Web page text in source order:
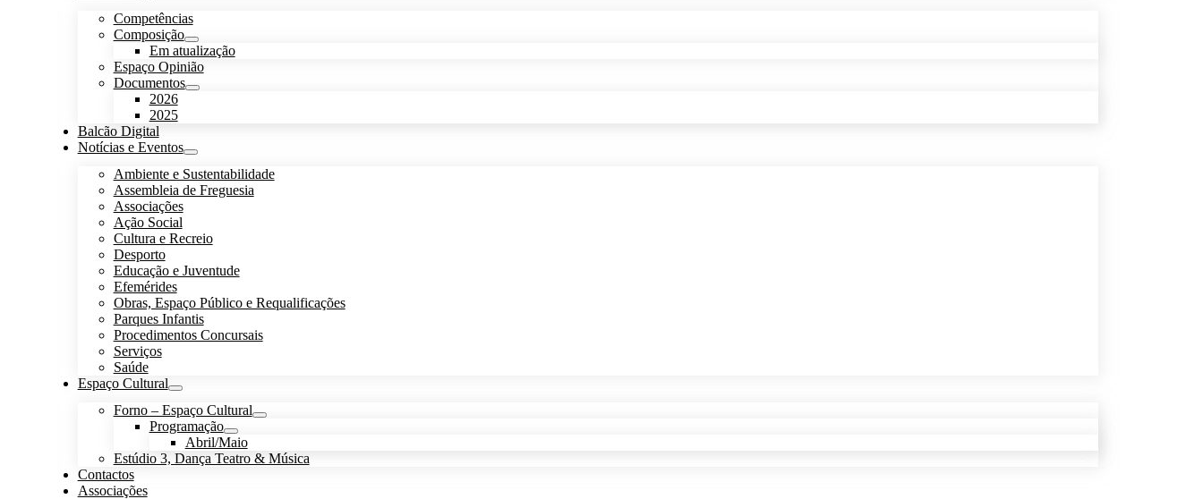
Competências
Composição
Em atualização
Espaço Opinião
Documentos
2026
2025
Balcão Digital
Notícias e Eventos
Ambiente e Sustentabilidade
Assembleia de Freguesia
Associações
Ação Social
Cultura e Recreio
Desporto
Educação e Juventude
Efemérides
Obras, Espaço Público e Requalificações
Parques Infantis
Procedimentos Concursais
Serviços
Saúde
Espaço Cultural
Forno – Espaço Cultural
Programação
Abril/Maio
Estúdio 3, Dança Teatro & Música
Contactos
Associações